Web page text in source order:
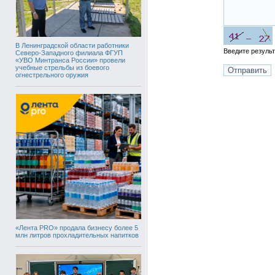
В Ленинградской области работники
Северо-Западного филиала ФГУП
«УВО Минтранса России» провели
учебные стрельбы из боевого
огнестрельного оружия
«Лента PRO» продала бизнесу более 5
млн литров прохладительных напитков
Введите